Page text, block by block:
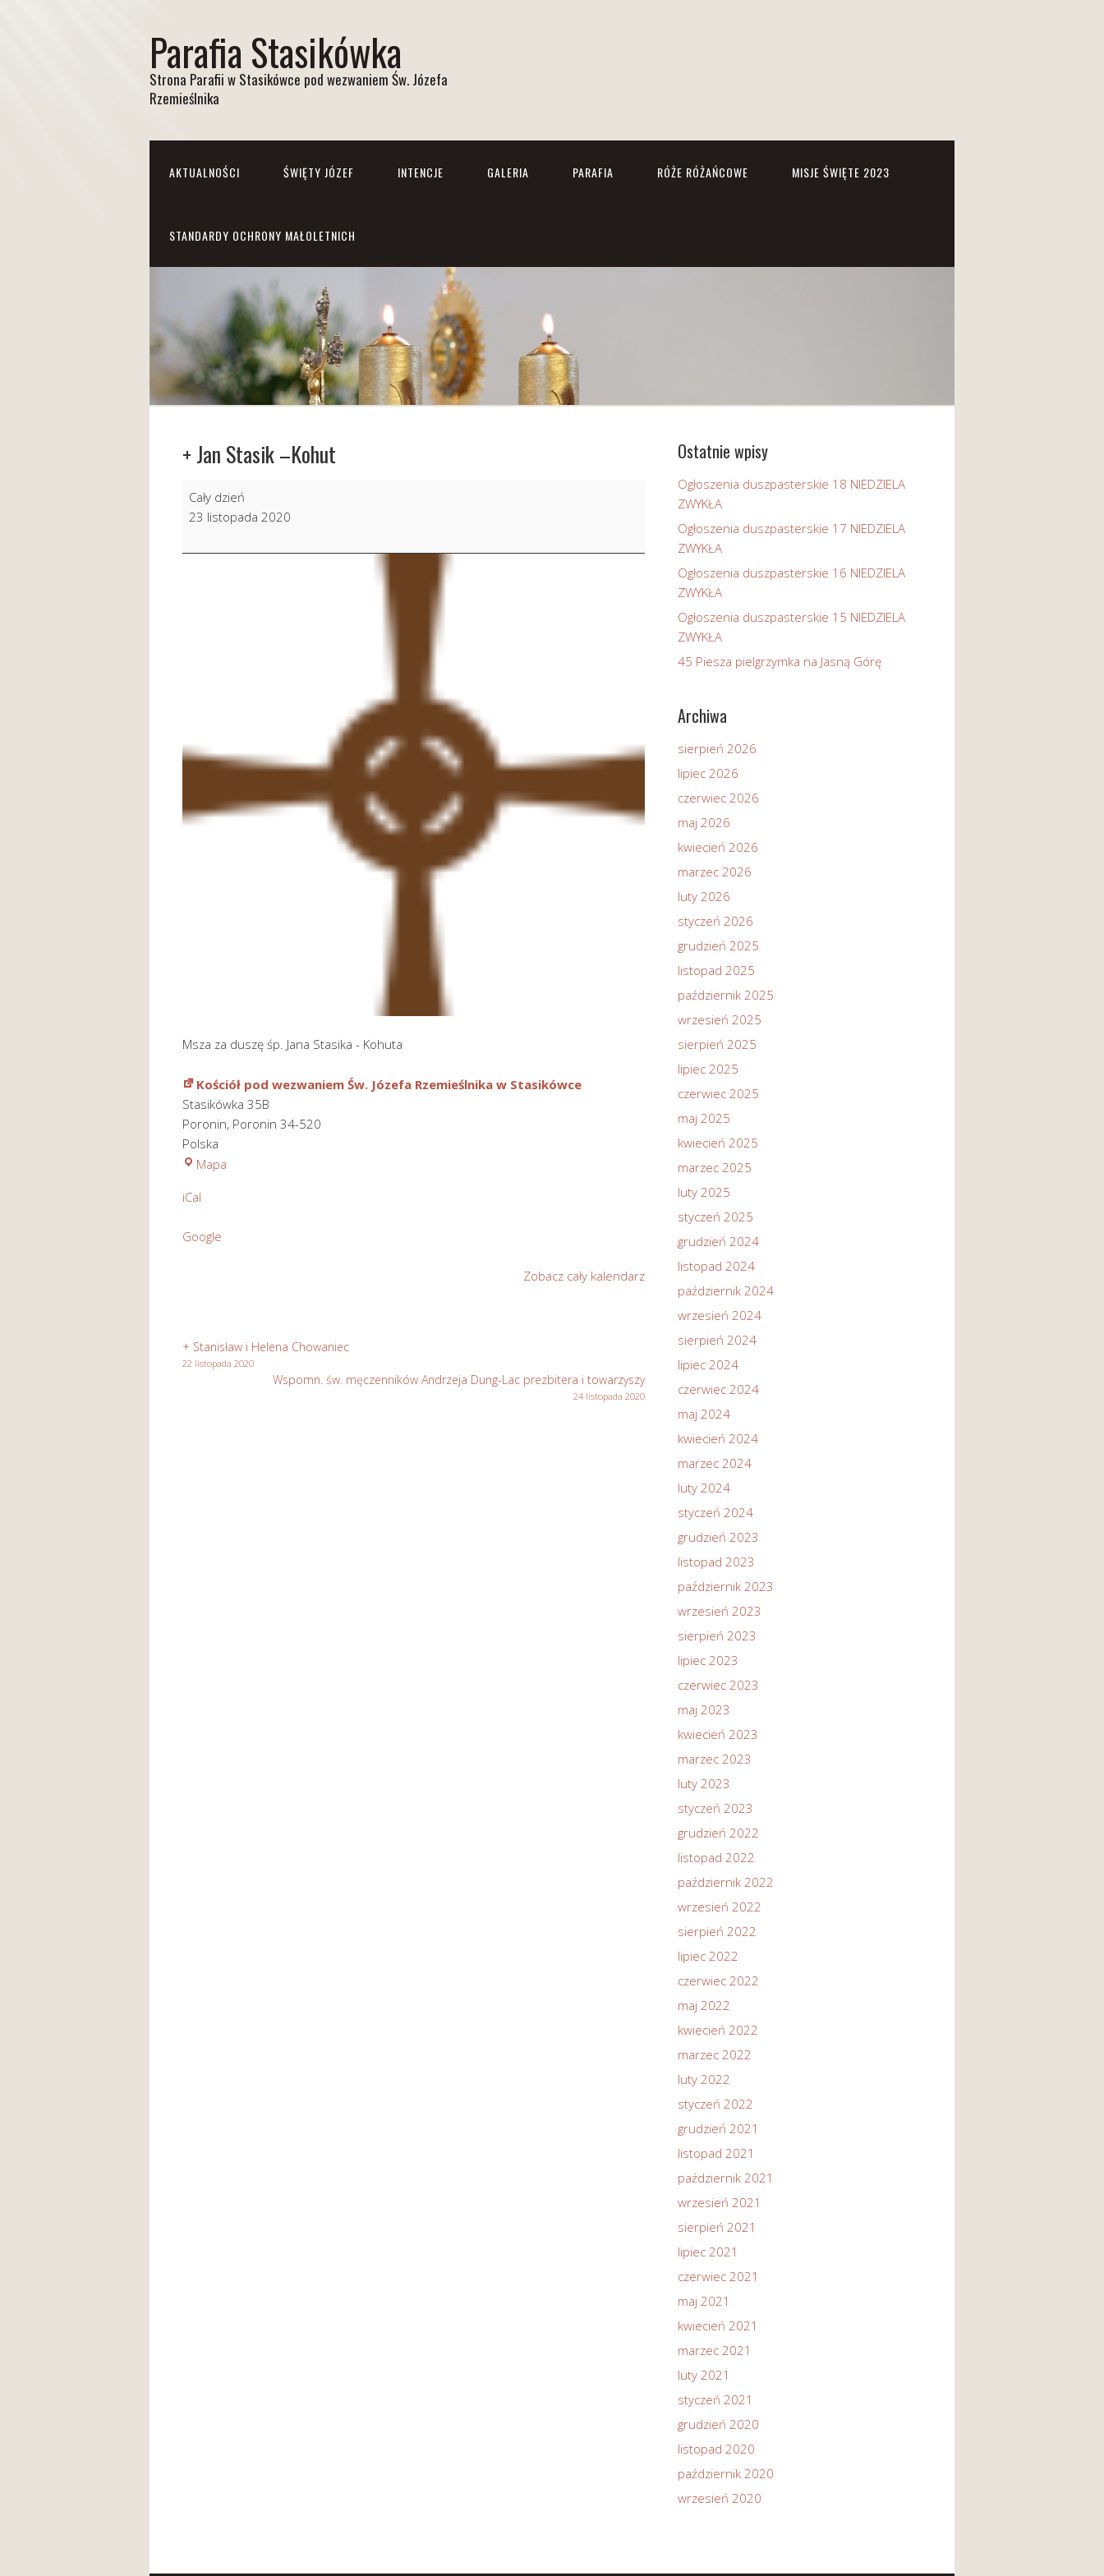
Parafia Stasikówka
Strona Parafii w Stasikówce pod wezwaniem Św. Józefa
Rzemieślnika
AKTUALNOŚCI ŚWIĘTY JÓZEF INTENCJE GALERIA PARAFIA RÓŻE RÓŻAŃCOWE MISJE ŚWIĘTE 2023
STANDARDY OCHRONY MAŁOLETNICH
+ Jan Stasik –Kohut
Jan
–
Cały dzień
23 listopada 2020
Msza za duszę śp. Jana Stasika - Kohuta
Kościół pod wezwaniem Św. Józefa Rzemieślnika w Stasikówce
Stasikówka 35B
Poronin, Poronin 34-520
Polska
Mapa
iCal
Google
Zobacz cały kalendarz
+ Stanisław i Helena Chowaniec
22 listopada 2020
Wspomn. św. męczenników Andrzeja Dung-Lac prezbitera i towarzyszy
24 listopada 2020
Ostatnie wpisy
Ogłoszenia duszpasterskie 18 NIEDZIELA
ZWYKŁA
Ogłoszenia duszpasterskie 17 NIEDZIELA
ZWYKŁA
Ogłoszenia duszpasterskie 16 NIEDZIELA
ZWYKŁA
Ogłoszenia duszpasterskie 15 NIEDZIELA
ZWYKŁA
45 Piesza pielgrzymka na Jasną Górę
Archiwa
sierpień 2026
lipiec 2026
czerwiec 2026
maj 2026
kwiecień 2026
marzec 2026
luty 2026
styczeń 2026
grudzień 2025
listopad 2025
październik 2025
wrzesień 2025
sierpień 2025
lipiec 2025
czerwiec 2025
maj 2025
kwiecień 2025
marzec 2025
luty 2025
styczeń 2025
grudzień 2024
listopad 2024
październik 2024
wrzesień 2024
sierpień 2024
lipiec 2024
czerwiec 2024
maj 2024
kwiecień 2024
marzec 2024
luty 2024
styczeń 2024
grudzień 2023
listopad 2023
październik 2023
wrzesień 2023
sierpień 2023
lipiec 2023
czerwiec 2023
maj 2023
kwiecień 2023
marzec 2023
luty 2023
styczeń 2023
grudzień 2022
listopad 2022
październik 2022
wrzesień 2022
sierpień 2022
lipiec 2022
czerwiec 2022
maj 2022
kwiecień 2022
marzec 2022
luty 2022
styczeń 2022
grudzień 2021
listopad 2021
październik 2021
wrzesień 2021
sierpień 2021
lipiec 2021
czerwiec 2021
maj 2021
kwiecień 2021
marzec 2021
luty 2021
styczeń 2021
grudzień 2020
listopad 2020
październik 2020
wrzesień 2020